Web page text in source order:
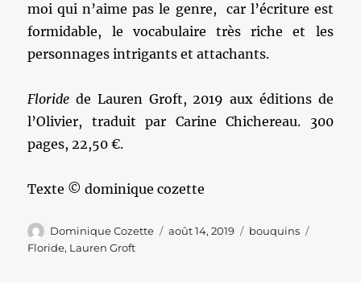
moi qui n’aime pas le genre, car l’écriture est
formidable, le vocabulaire très riche et les
personnages intrigants et attachants.
Floride de Lauren Groft, 2019 aux éditions de
l’Olivier, traduit par Carine Chichereau. 300
pages, 22,50 €.
Texte © dominique cozette
Auteur
Dominique Cozette
Publié
août 14, 2019 Catégories
bouquins
Floride, Lauren Groft